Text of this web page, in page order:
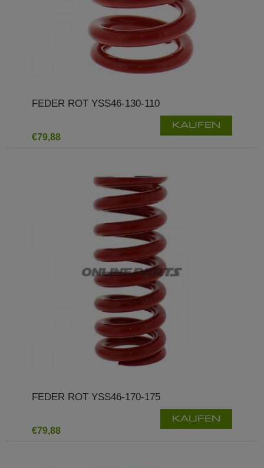
FEDER ROT YSS46-130-110
€79,88
KAUFEN
FEDER ROT YSS46-170-175
€79,88
KAUFEN